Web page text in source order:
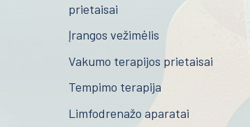
prietaisai
Įrangos vežimėlis
Vakumo terapijos prietaisai
Tempimo terapija
Limfodrenažo aparatai